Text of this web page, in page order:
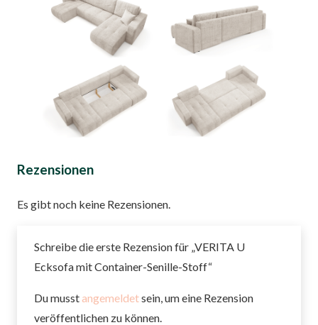
Rezensionen
Es gibt noch keine Rezensionen.
Schreibe die erste Rezension für „VERITA U
Ecksofa mit Container-Senille-Stoff“
Du musstangemeldetsein, um eine Rezension
veröffentlichen zu können.